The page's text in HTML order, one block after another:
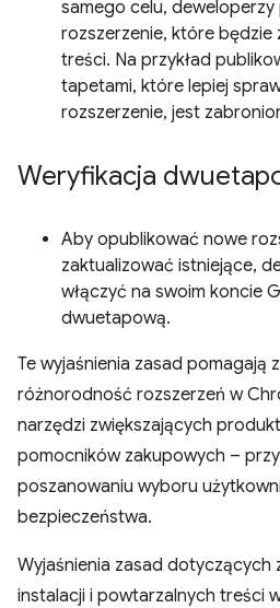
samego celu,
rozszerzenie, które będzie
treści. Na przykład
tapetami, które lepiej
rozszerzenie, jest
Weryfikacja
Aby opublikować nowe
zaktualizować istniejące,
włączyć na swoim koncie
dwuetapową.
Te wyjaśnienia zasad pomagają
różnorodność rozszerzeń w
narzędzi zwiększających
pomocników zakupowych –
poszanowaniu wyboru
bezpieczeństwa.
Wyjaśnienia zasad
instalacji i powtarzalnych treści